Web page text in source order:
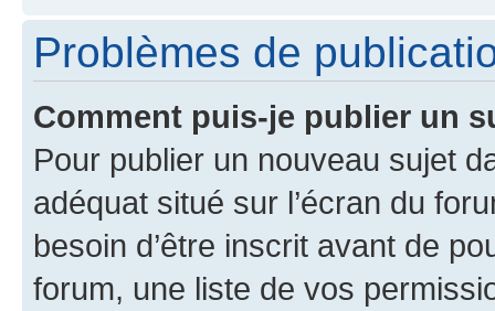
Problèmes de
Comment puis-je publier un
Pour publier un nouveau sujet
adéquat situé sur l’écran du
besoin d’être inscrit avant de
forum, une liste de vos